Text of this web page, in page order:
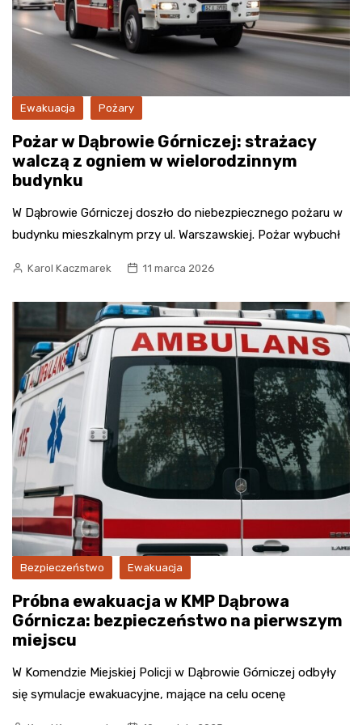
Ewakuacja Pożary
Pożar w Dąbrowie Górniczej: strażacy
walczą z ogniem w wielorodzinnym
budynku
W Dąbrowie Górniczej doszło do niebezpiecznego pożaru w
budynku mieszkalnym przy ul. Warszawskiej. Pożar wybuchł
Karol Kaczmarek 11 marca 2026
Bezpieczeństwo Ewakuacja
Próbna ewakuacja w KMP Dąbrowa
Górnicza: bezpieczeństwo na pierwszym
miejscu
W Komendzie Miejskiej Policji w Dąbrowie Górniczej odbyły
się symulacje ewakuacyjne, mające na celu ocenę